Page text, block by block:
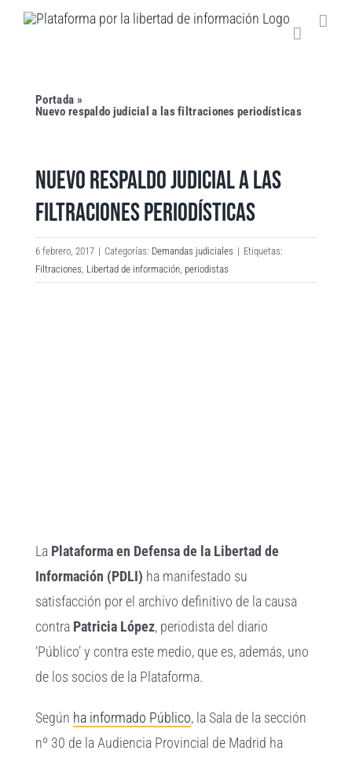
Saltar
Portada »
Nuevo respaldo judicial a las filtraciones periodísticas
NUEVO RESPALDO JUDICIAL A LAS
FILTRACIONES PERIODÍSTICAS
6 febrero, 2017 | Categorías: Demandas judiciales | Etiquetas:
Filtraciones Libertad de información periodistas
La Plataforma en Defensa de la Libertad de
Información (PDLI) ha manifestado su
satisfacción por el archivo definitivo de la causa
contra Patricia López, periodista del diario
‘Público’ y contra este medio, que es, además, uno
de los socios de la Plataforma.
Según ha informado Público, la Sala de la sección
nº 30 de la Audiencia Provincial de Madrid ha